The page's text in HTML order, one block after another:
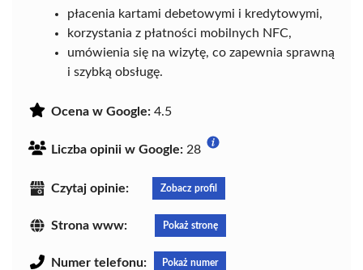
płacenia kartami debetowymi i kredytowymi,
korzystania z płatności mobilnych NFC,
umówienia się na wizytę, co zapewnia sprawną
i szybką obsługę.
Ocena w Google: 4.5
Liczba opinii w Google: 28
Czytaj opinie: Zobacz profil
Strona www: Pokaż stronę
Numer telefonu: Pokaż numer